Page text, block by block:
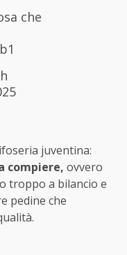
che
juventina:
compiere, ovvero
troppo a bilancio e
pedine che